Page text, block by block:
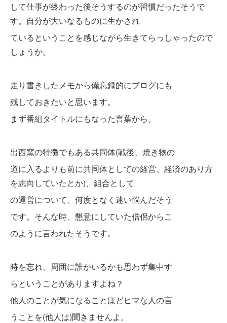
して仕事が終わった後そうするのが習慣だったそうで
す。自分が大いなるものに生かされ
ているということを感じながら生きてらっしゃったので
しょうか。
走り書きしたメモから備忘録的にブログにも
残しておきたいと思います。
まず番組タイトルにもなった言葉から。
出西窯の特徴でもある共同体(戦後、焼き物の
道に入るよりも前に共同体としての経営、経済のあり方
を志向していたとか)、組合として
の運営について、何度となく迷い悩んだそう
です。そんな時、懇意にしていた僧侶からこ
のように言われたそうです。
時を忘れ、周囲に誰がいるかも思わず集中す
らということがありますよね？
他人のことが気になることほどヒマな人の言
うこと を(他人は)聞きませんよ。